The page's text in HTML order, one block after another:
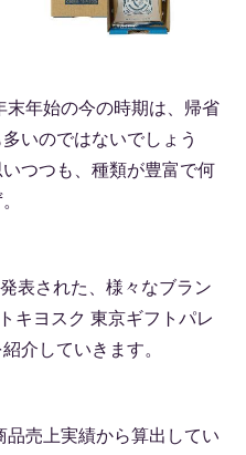
年始の今の時期は、帰省
いのではないでしょう
つつも、種類が豊富で何
表された、様々なブラン
キヨスク 東京ギフトパレ
介していきます。
売上実績から算出してい